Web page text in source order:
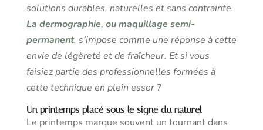
solutions durables, naturelles et sans contrainte.
La dermographie, ou maquillage semi-
permanent, s’impose comme une réponse à cette
envie de légèreté et de fraîcheur. Et si vous
faisiez partie des professionnelles formées à
cette technique en plein essor ?
Un printemps placé sous le signe du naturel
Le printemps marque souvent un tournant dans